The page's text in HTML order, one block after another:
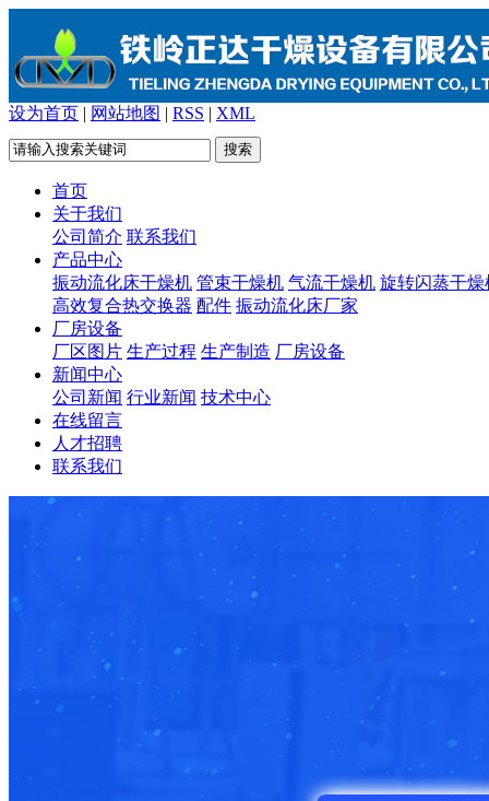
设为首页 | 网站地图 | RSS | XML
首页
关于我们
公司简介 联系我们
产品中心
振动流化床干燥机 管束干燥机 气流干燥机 旋转闪蒸干燥
高效复合热交换器 配件 振动流化床厂家
厂房设备
厂区图片 生产过程 生产制造 厂房设备
新闻中心
公司新闻 行业新闻 技术中心
在线留言
人才招聘
联系我们